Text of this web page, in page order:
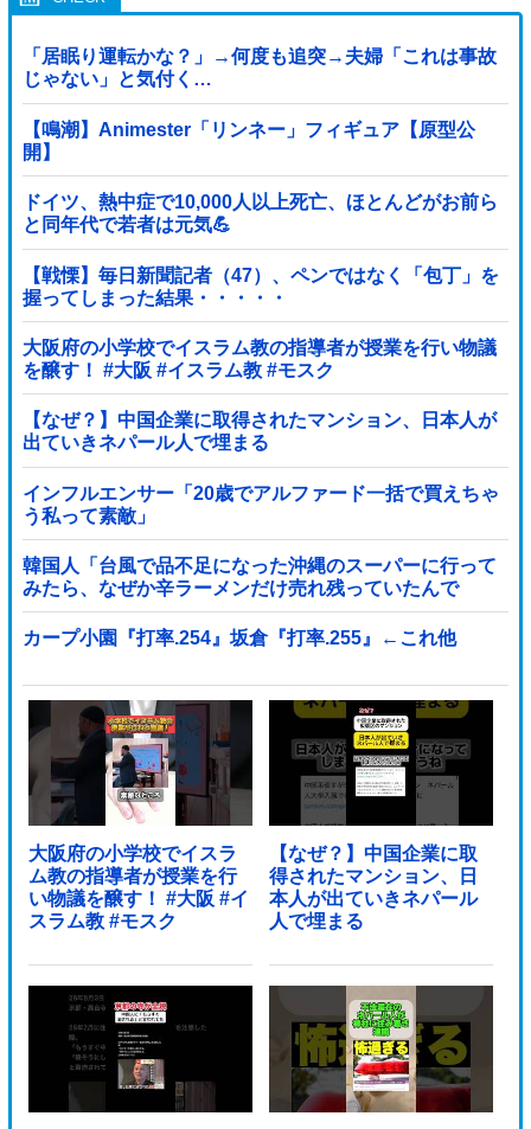
「居眠り運転かな？」→何度も追突→夫婦「これは事故
じゃない」と気付く…
【鳴潮】Animester「リンネー」フィギュア【原型公
開】
ドイツ、熱中症で10,000人以上死亡、ほとんどがお前ら
と同年代で若者は元気💪
【戦慄】毎日新聞記者（47）、ペンではなく「包丁」を
握ってしまった結果・・・・・
大阪府の小学校でイスラム教の指導者が授業を行い物議
を醸す！ #大阪 #イスラム教 #モスク
【なぜ？】中国企業に取得されたマンション、日本人が
出ていきネパール人で埋まる
インフルエンサー「20歳でアルファード一括で買えちゃ
う私って素敵」
韓国人「台風で品不足になった沖縄のスーパーに行って
みたら、なぜか辛ラーメンだけ売れ残っていたんで
す…」
カープ小園『打率.254』坂倉『打率.255』←これ他
大阪府の小学校でイスラ
ム教の指導者が授業を行
い物議を醸す！ #大阪 #イ
スラム教 #モスク
【なぜ？】中国企業に取
得されたマンション、日
本人が出ていきネパール
人で埋まる